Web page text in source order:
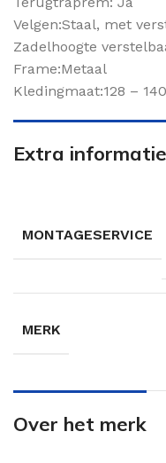
Velgen:Staal, met
Zadelhoogte
Frame:Metaal
Kledingmaat:128 – 140
Extra informatie
MONTAGESERVICE
MERK
Over het merk